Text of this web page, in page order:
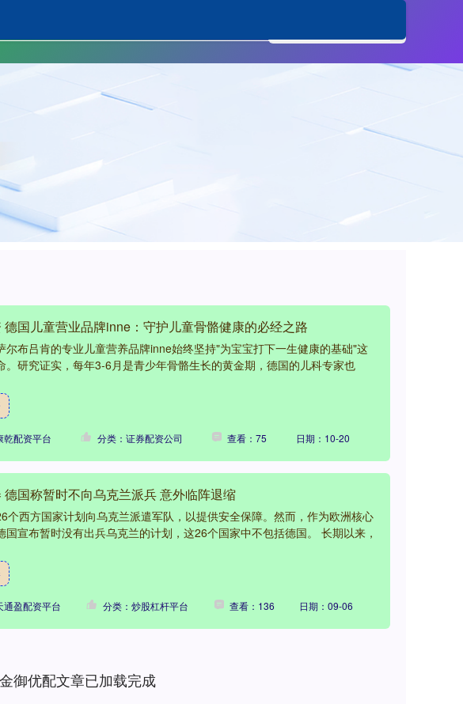
德国儿童营业品牌inne：守护儿童骨骼健康的必经之路
尔布吕肯的专业儿童营养品牌inne始终坚持"为宝宝打下一生健康的基础"这
。研究证实，每年3-6月是青少年骨骼生长的黄金期，德国的儿科专家也
乾配资平台 分类：证券配资公司 查看：75 日期：10-20
德国称暂时不向乌克兰派兵 意外临阵退缩
个西方国家计划向乌克兰派遣军队，以提供安全保障。然而，作为欧洲核心
国宣布暂时没有出兵乌克兰的计划，这26个国家中不包括德国。 长期以来，
通盈配资平台 分类：炒股杠杆平台 查看：136 日期：09-06
金御优配文章已加载完成